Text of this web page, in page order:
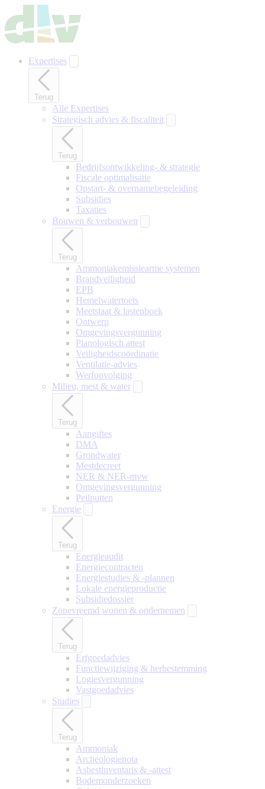
hoofdinhoud
gaan
Expertises
Terug
Alle Expertises
Strategisch advies & fiscaliteit
Terug
Bedrijfsontwikkeling- & strategie
Fiscale optimalisatie
Opstart- & overnamebegeleiding
Subsidies
Taxaties
Bouwen & verbouwen
Terug
Ammoniakemissiearme systemen
Brandveiligheid
EPB
Hemelwatertoets
Meetstaat & lastenboek
Ontwerp
Omgevingsvergunning
Planologisch attest
Veiligheidscoördinatie
Ventilatie-advies
Werfopvolging
Milieu, mest & water
Terug
Aangiftes
DMA
Grondwater
Mestdecreet
NER & NER-mvw
Omgevingsvergunning
Peilputten
Energie
Terug
Energieaudit
Energiecontracten
Energiestudies & -plannen
Lokale energieproductie
Subsidiedossier
Zonevreemd wonen & ondernemen
Terug
Erfgoedadvies
Functiewijziging & herbestemming
Logiesvergunning
Vastgoedadvies
Studies
Terug
Ammoniak
Archeologienota
Asbestinventaris & -attest
Bodemonderzoeken